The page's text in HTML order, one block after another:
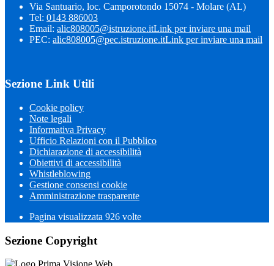
Via Santuario, loc. Camporotondo 15074 - Molare (AL)
Tel: 0143 886003
Email: alic808005@istruzione.itLink per inviare una mail
PEC: alic808005@pec.istruzione.itLink per inviare una mail
Sezione Link Utili
Cookie policy
Note legali
Informativa Privacy
Ufficio Relazioni con il Pubblico
Dichiarazione di accessibilità
Obiettivi di accessibilità
Whistleblowing
Gestione consensi cookie
Amministrazione trasparente
Pagina visualizzata 926 volte
Sezione Copyright